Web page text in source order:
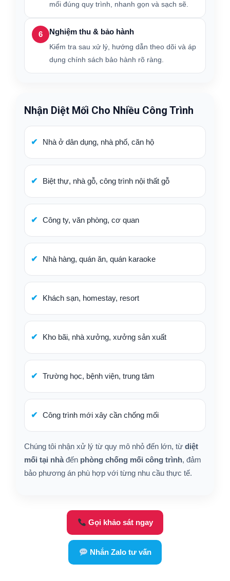
mối đúng quy trình, nhanh gọn và sạch sẽ.
6 Nghiệm thu & bảo hành
Kiểm tra sau xử lý, hướng dẫn theo dõi và áp
dụng chính sách bảo hành rõ ràng.
Nhận Diệt Mối Cho Nhiều Công Trình
Nhà ở dân dụng, nhà phố, căn hộ
Biệt thự, nhà gỗ, công trình nội thất gỗ
Công ty, văn phòng, cơ quan
Nhà hàng, quán ăn, quán karaoke
Khách sạn, homestay, resort
Kho bãi, nhà xưởng, xưởng sản xuất
Trường học, bệnh viện, trung tâm
Công trình mới xây cần chống mối
Chúng tôi nhận xử lý từ quy mô nhỏ đến lớn, từ diệt
mối tại nhà đến phòng chống mối công trình, đảm
bảo phương án phù hợp với từng nhu cầu thực tế.
Gọi khảo sát ngay
Nhắn Zalo tư vấn